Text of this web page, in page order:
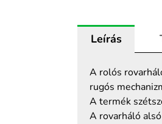
Leírás
A rolós
rugós
A termék
A rovarháló